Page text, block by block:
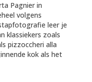
Pagnier in
volgens
leer je
klassiekers zoals
pizzoccheri alla
kok als het